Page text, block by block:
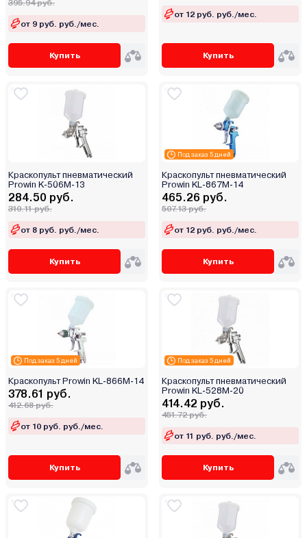
395.94 руб.
от 9 руб. руб./мес.
Купить
от 12 руб. руб./мес.
Купить
Краскопульт пневматический
Prowin K-506M-13
284.50 руб.
310.11 руб.
от 8 руб. руб./мес.
Купить
Под заказ 5 дней
Краскопульт пневматический
Prowin KL-867M-14
465.26 руб.
507.13 руб.
от 12 руб. руб./мес.
Купить
Под заказ 5 дней
Краскопульт Prowin KL-866M-14
378.61 руб.
412.68 руб.
от 10 руб. руб./мес.
Купить
Под заказ 5 дней
Краскопульт пневматический
Prowin KL-528M-20
414.42 руб.
451.72 руб.
от 11 руб. руб./мес.
Купить